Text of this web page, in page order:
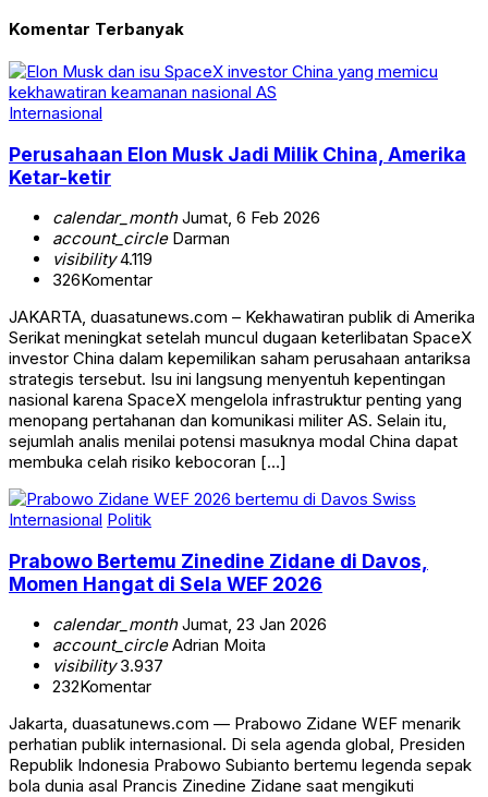
Komentar Terbanyak
Internasional
Perusahaan Elon Musk Jadi Milik China, Amerika
Ketar-ketir
calendar_monthJumat, 6 Feb 2026
account_circleDarman
visibility4.119
326Komentar
JAKARTA, duasatunews.com – Kekhawatiran publik di Amerika
Serikat meningkat setelah muncul dugaan keterlibatan SpaceX
investor China dalam kepemilikan saham perusahaan antariksa
strategis tersebut. Isu ini langsung menyentuh kepentingan
nasional karena SpaceX mengelola infrastruktur penting yang
menopang pertahanan dan komunikasi militer AS. Selain itu,
sejumlah analis menilai potensi masuknya modal China dapat
membuka celah risiko kebocoran […]
Internasional Politik
Prabowo Bertemu Zinedine Zidane di Davos,
Momen Hangat di Sela WEF 2026
calendar_monthJumat, 23 Jan 2026
account_circleAdrian Moita
visibility3.937
232Komentar
Jakarta, duasatunews.com — Prabowo Zidane WEF menarik
perhatian publik internasional. Di sela agenda global, Presiden
Republik Indonesia Prabowo Subianto bertemu legenda sepak
bola dunia asal Prancis Zinedine Zidane saat mengikuti